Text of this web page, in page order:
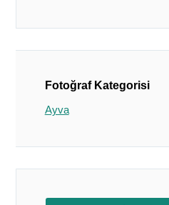
Fotoğraf Kategorisi
Ayva